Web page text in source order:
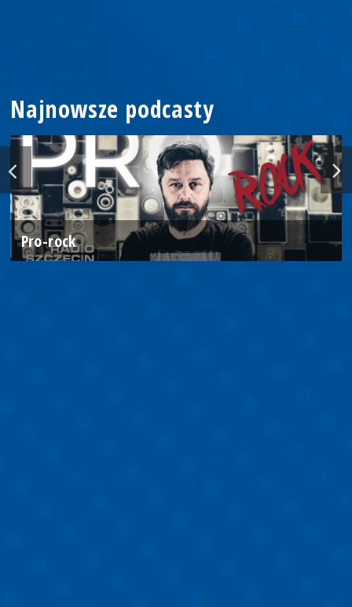
Najnowsze podcasty
Pro-rock